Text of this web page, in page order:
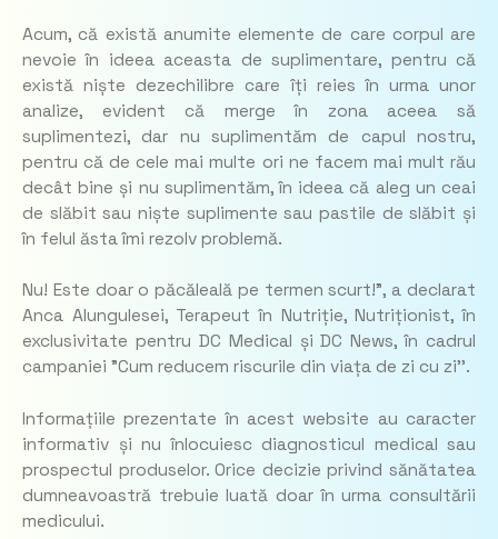
Acum, că există anumite elemente de care corpul are
nevoie în ideea aceasta de suplimentare, pentru că
există niște dezechilibre care îți reies în urma unor
analize, evident că merge în zona aceea să
suplimentezi, dar nu suplimentăm de capul nostru,
pentru că de cele mai multe ori ne facem mai mult rău
decât bine și nu suplimentăm, în ideea că aleg un ceai
de slăbit sau niște suplimente sau pastile de slăbit și
în felul ăsta îmi rezolv problemă.
Nu! Este doar o păcăleală pe termen scurt!”, a declarat
Anca Alungulesei, Terapeut în Nutriție, Nutriționist, în
exclusivitate pentru DC Medical și DC News, în cadrul
campaniei ”Cum reducem riscurile din viața de zi cu zi’’.
Informațiile prezentate în acest website au caracter
informativ și nu înlocuiesc diagnosticul medical sau
prospectul produselor. Orice decizie privind sănătatea
dumneavoastră trebuie luată doar în urma consultării
medicului.